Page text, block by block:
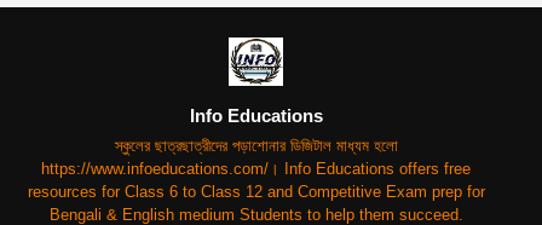
Info Educations
স্কুলের ছাত্রছাত্রীদের পড়াশোনার ডিজিটাল মাধ্যম হলো
https://www.infoeducations.com/। Info Educations offers free
resources for Class 6 to Class 12 and Competitive Exam prep for
Bengali & English medium Students to help them succeed.